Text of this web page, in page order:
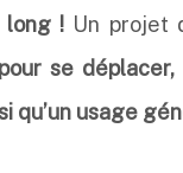
long ! Un projet
se
qu’un usage